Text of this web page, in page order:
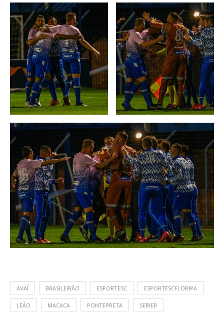
AVAÍ BRASILEIRÃO ESPORTESC ESPORTESCFLORIPA
LEÃO MACACA PONTEPRETA SERIEB